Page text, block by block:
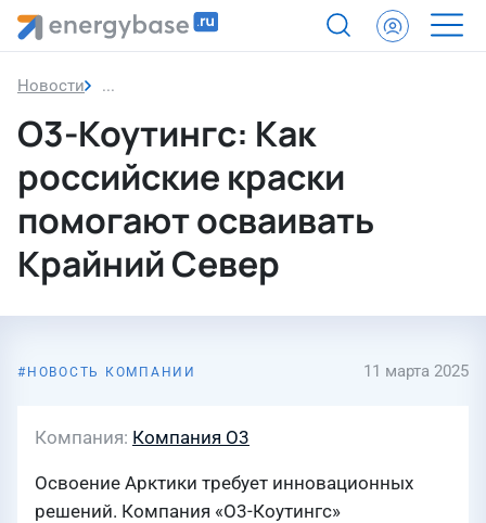
Новости О3-Коутингс: Как российские краски помогают
О3-Коутингс: Как
российские краски
помогают осваивать
Крайний Север
НОВОСТЬ КОМПАНИИ 11 марта 2025
Компания Компания О3
Освоение Арктики требует инновационных
решений. Компания «О3-Коутингс»